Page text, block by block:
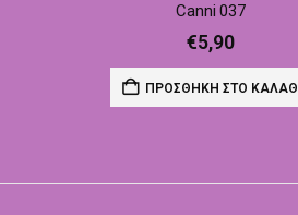
Canni 037
€5,90
ΠΡΟΣΘΉΚΗ ΣΤΟ ΚΑΛΆΘΙ